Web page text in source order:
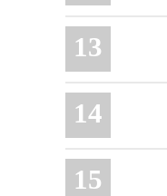
13
14
15